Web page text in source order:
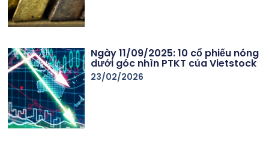
Ngày 11/09/2025: 10 cổ phiếu nóng
dưới góc nhìn PTKT của Vietstock
23/02/2026